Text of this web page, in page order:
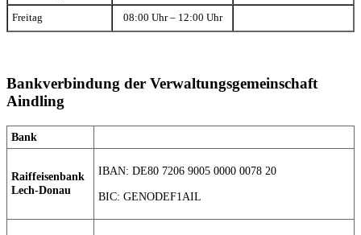
Freitag 08:00 Uhr – 12:00 Uhr
Bankverbindung der Verwaltungsgemeinschaft
Aindling
Bank
Raiffeisenbank
Lech-Donau
IBAN: DE80 7206 9005 0000 0078 20
BIC: GENODEF1AIL